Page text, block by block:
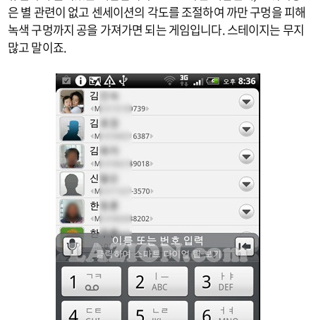
은 별 관련이 없고 센세이션의 각도를 조절하여 까만 구멍을 피해
녹색 구멍까지 공을 가져가면 되는 게임입니다. 스테이지는 무지
많고 말이죠.